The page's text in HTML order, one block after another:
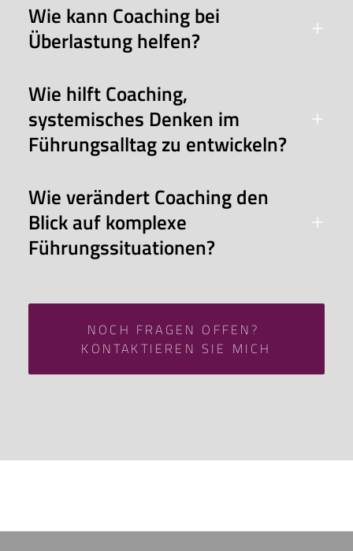
Wie kann Coaching bei
Überlastung helfen?
Wie hilft Coaching,
systemisches Denken im
Führungsalltag zu entwickeln?
Wie verändert Coaching den
Blick auf komplexe
Führungssituationen?
NOCH FRAGEN OFFEN?
KONTAKTIEREN SIE MICH